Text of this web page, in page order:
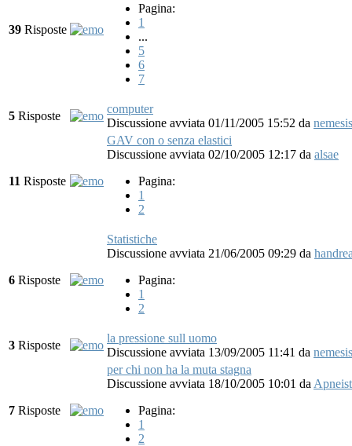
39 Risposte
Pagina:
1
...
5
6
7
5 Risposte
computer
Discussione avviata 01/11/2005 15:52 da nemesis
11 Risposte
GAV con o senza elastici
Discussione avviata 02/10/2005 12:17 da alsae
Pagina:
1
2
6 Risposte
Statistiche
Discussione avviata 21/06/2005 09:29 da
Pagina:
1
2
3 Risposte
la pressione sull uomo
Discussione avviata 13/09/2005 11:41 da nemesis
7 Risposte
per chi non ha la muta stagna
Discussione avviata 18/10/2005 10:01 da Apneist
Pagina:
1
2